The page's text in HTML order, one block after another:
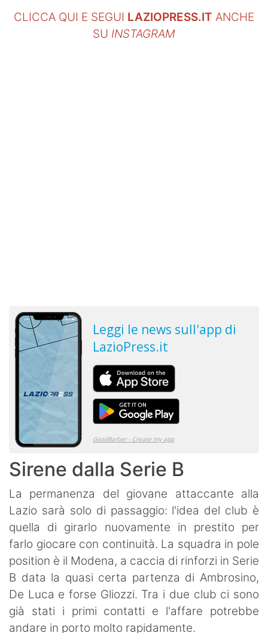
CLICCA QUI E SEGUI LAZIOPRESS.IT ANCHE
SU INSTAGRAM
Sirene dalla Serie B
La permanenza del giovane attaccante alla
Lazio sarà solo di passaggio: l'idea del club è
quella di girarlo nuovamente in prestito per
farlo giocare con continuità. La squadra in pole
position è il Modena, a caccia di rinforzi in Serie
B data la quasi certa partenza di Ambrosino,
De Luca e forse Gliozzi. Tra i due club ci sono
già stati i primi contatti e l'affare potrebbe
andare in porto molto rapidamente.